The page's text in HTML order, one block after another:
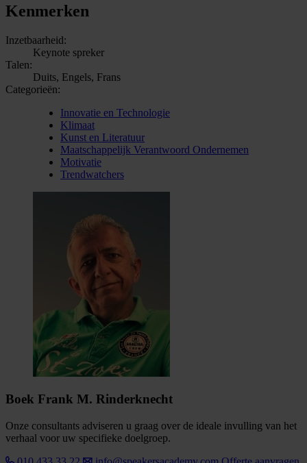
Kenmerken
Inzetbaarheid:
Keynote spreker
Talen:
Duits, Engels, Frans
Categorieën:
Innovatie en Technologie
Klimaat
Kunst en Literatuur
Maatschappelijk Verantwoord Ondernemen
Motivatie
Trendwatchers
Boek Frank M. Rinderknecht
Onze consultants adviseren u graag over de ideale invulling van het
verhaal voor uw specifieke doelgroep.